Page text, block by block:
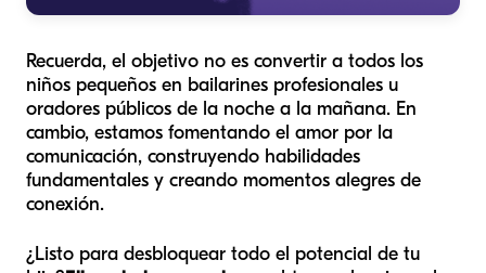
Recuerda, el objetivo no es convertir a todos los
niños pequeños en bailarines profesionales u
oradores públicos de la noche a la mañana. En
cambio, estamos fomentando el amor por la
comunicación, construyendo habilidades
fundamentales y creando momentos alegres de
conexión.
¿Listo para desbloquear todo el potencial de tu